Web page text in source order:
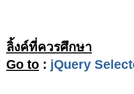
ลิ้งค์ที่ควรศึกษา
Go to : jQuery